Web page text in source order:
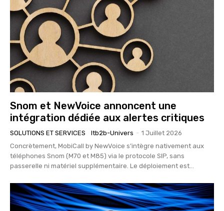
Snom et NewVoice annoncent une
intégration dédiée aux alertes critiques
SOLUTIONS ET SERVICES Itb2b-Univers - 1 Juillet 2026
Concrètement, MobiCall by NewVoice s’intègre nativement aux
téléphones Snom (M70 et M85) via le protocole SIP, sans
passerelle ni matériel supplémentaire. Le déploiement est...